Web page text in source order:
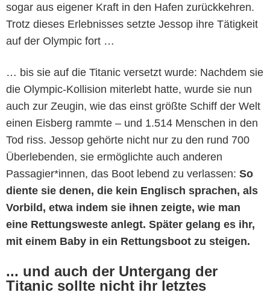
sogar aus eigener Kraft in den Hafen zurückkehren.
Trotz dieses Erlebnisses setzte Jessop ihre Tätigkeit
auf der Olympic fort …
… bis sie auf die Titanic versetzt wurde: Nachdem sie
die Olympic-Kollision miterlebt hatte, wurde sie nun
auch zur Zeugin, wie das einst größte Schiff der Welt
einen Eisberg rammte – und 1.514 Menschen in den
Tod riss. Jessop gehörte nicht nur zu den rund 700
Überlebenden, sie ermöglichte auch anderen
Passagier*innen, das Boot lebend zu verlassen: So
diente sie denen, die kein Englisch sprachen, als
Vorbild, etwa indem sie ihnen zeigte, wie man
eine Rettungsweste anlegt. Später gelang es ihr,
mit einem Baby in ein Rettungsboot zu steigen.
... und auch der Untergang der
Titanic sollte nicht ihr letztes